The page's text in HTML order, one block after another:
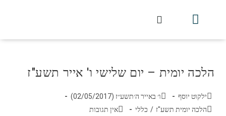
הלכה יומית – יום שלישי ו' אייר תשע"ז
ילקוט יוסף
ו׳ באייר ה׳תשע״ז (02/05/2017)
הלכה יומית תשע"ז / כללי אין תגובות